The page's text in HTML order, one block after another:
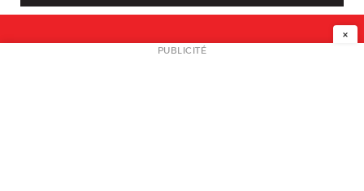
NEWSLETTER
×
PUBLICITÉ